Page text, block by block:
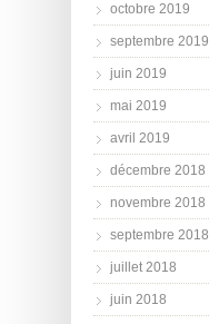
octobre 2019
septembre 2019
juin 2019
mai 2019
avril 2019
décembre 2018
novembre 2018
septembre 2018
juillet 2018
juin 2018